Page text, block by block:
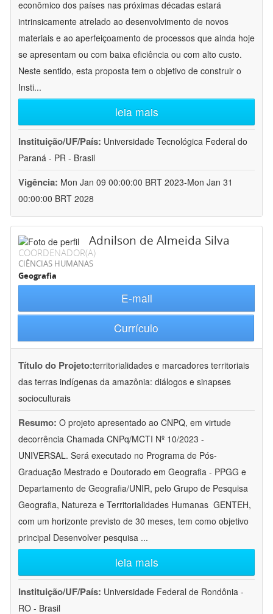
econômico dos países nas próximas décadas estará
intrinsicamente atrelado ao desenvolvimento de novos
materiais e ao aperfeiçoamento de processos que ainda hoje
se apresentam ou com baixa eficiência ou com alto custo.
Neste sentido, esta proposta tem o objetivo de construir o
Insti...
leia mais
Instituição/UF/País: Universidade Tecnológica Federal do
Paraná - PR - Brasil
Vigência: Mon Jan 09 00:00:00 BRT 2023-Mon Jan 31
00:00:00 BRT 2028
Adnilson de Almeida Silva
COORDENADOR(A)
CIÊNCIAS HUMANAS
Geografia
E-mail
Currículo
Título do Projeto:territorialidades e marcadores territoriais
das terras indígenas da amazônia: diálogos e sinapses
socioculturais
Resumo: O projeto apresentado ao CNPQ, em virtude
decorrência Chamada CNPq/MCTI Nº 10/2023 -
UNIVERSAL. Será executado no Programa de Pós-
Graduação Mestrado e Doutorado em Geografia - PPGG e
Departamento de Geografia/UNIR, pelo Grupo de Pesquisa
Geografia, Natureza e Territorialidades Humanas  GENTEH,
com um horizonte previsto de 30 meses, tem como objetivo
principal Desenvolver pesquisa ...
leia mais
Instituição/UF/País: Universidade Federal de Rondônia -
RO - Brasil